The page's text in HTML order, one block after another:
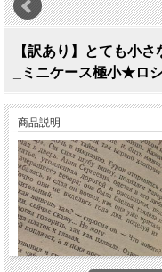
【訳あり】とても小
_ミニケース極小★ロ
商品説明